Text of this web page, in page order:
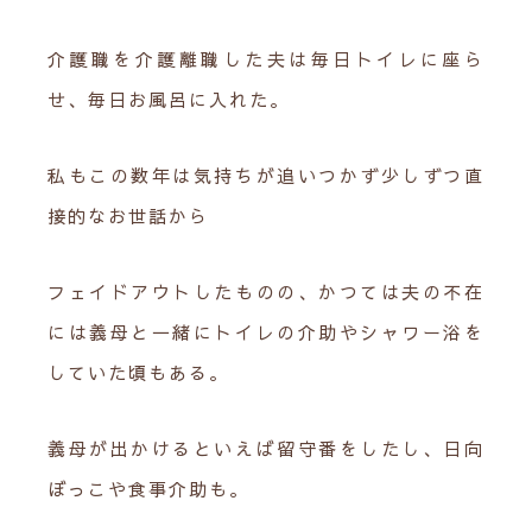
介護職を介護離職した夫は毎日トイレに座ら
せ、毎日お風呂に入れた。
私もこの数年は気持ちが追いつかず少しずつ直
接的なお世話から
フェイドアウトしたものの、かつては夫の不在
には義母と一緒にトイレの介助やシャワー浴を
していた頃もある。
義母が出かけるといえば留守番をしたし、日向
ぼっこや食事介助も。